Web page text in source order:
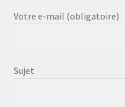
Votre e-mail (obligatoire)
Sujet